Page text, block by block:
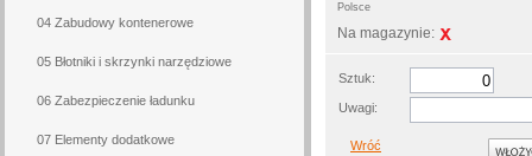
04 Zabudowy kontenerowe
05 Błotniki i skrzynki narzędziowe
06 Zabezpieczenie ładunku
07 Elementy dodatkowe
Polsce
Na magazynie:
Sztuk:
Uwagi:
Wróć